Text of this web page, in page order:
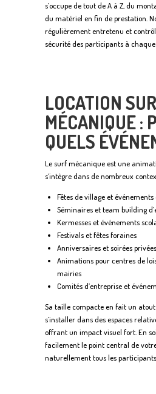
s’occupe de tout de A à Z, du
du matériel en fin de prestation.
régulièrement entretenu et
sécurité des participants à
LOCATION
MÉCANIQUE :
QUELS
Le surf mécanique est une
s’intègre dans de nombreux
Fêtes de village et événements
Séminaires et team building
Kermesses et événements
Festivals et fêtes foraines
Anniversaires et soirées privées
Animations pour centres de
mairies
Comités d’entreprise et
Sa taille compacte en fait un
s’installer dans des espaces
offrant un impact visuel fort. En
facilement le point central de
naturellement tous les participants.